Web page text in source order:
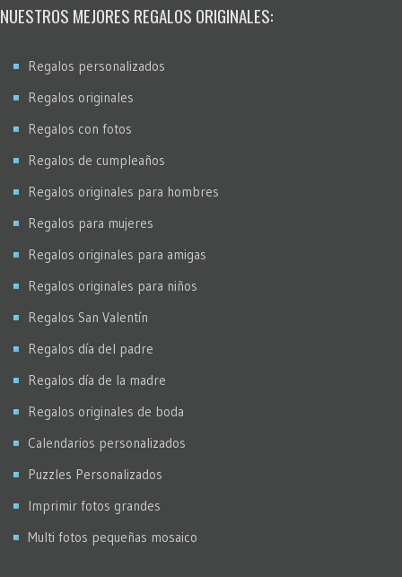
NUESTROS MEJORES REGALOS ORIGINALES:
Regalos personalizados
Regalos originales
Regalos con fotos
Regalos de cumpleaños
Regalos originales para hombres
Regalos para mujeres
Regalos originales para amigas
Regalos originales para niños
Regalos San Valentín
Regalos día del padre
Regalos día de la madre
Regalos originales de boda
Calendarios personalizados
Puzzles Personalizados
Imprimir fotos grandes
Multi fotos pequeñas mosaico